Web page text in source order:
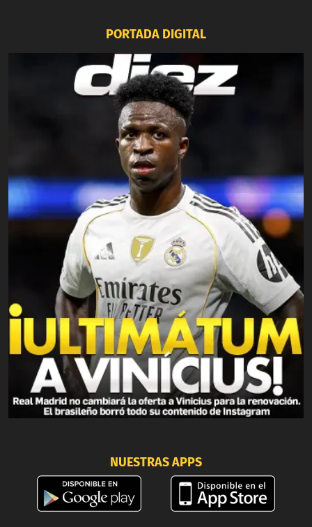
PORTADA DIGITAL
NUESTRAS APPS